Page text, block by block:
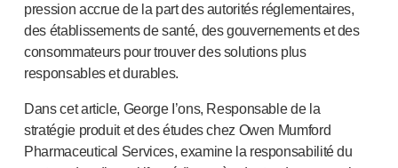
Neurotips
Dispositifs d’auto-injection
Aidaptus ® autoinjecteur
EcoSafe ®seringue de sécurité
Autoinjecteur réutilisable EcoSafe
companion
Autoject 2
Autopen
pression accrue de la part des autorités réglementaires,
des établissements de santé, des gouvernements et des
consommateurs pour trouver des solutions plus
responsables et durables.
Dans cet article, George I’ons, Responsable de la
stratégie produit et des études chez Owen Mumford
Pharmaceutical Services, examine la responsabilité du